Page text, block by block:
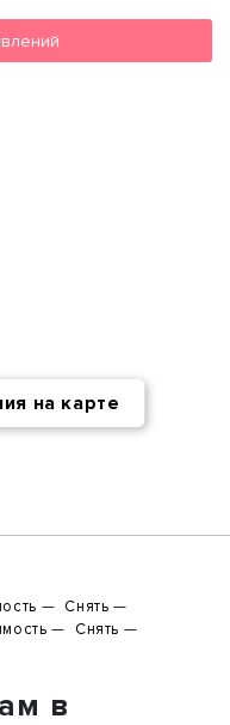
на карте
Снять
Снять
в